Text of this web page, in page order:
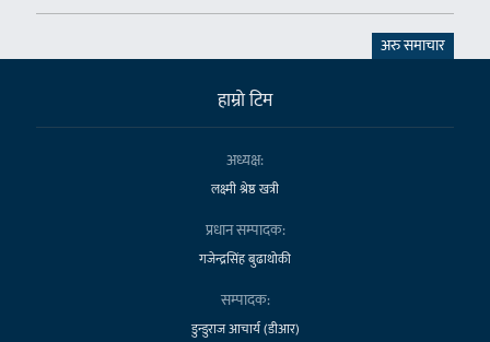
अरु समाचार
हाम्राे टिम
अध्यक्ष:
लक्ष्मी श्रेष्ठ खत्री
प्रधान सम्पादक:
गजेन्द्रसिंह बुढाथोकी
सम्पादक:
डुन्डुराज आचार्य (डीआर)